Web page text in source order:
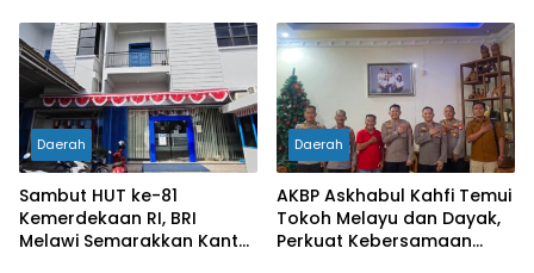
Meninggal Dunia
Daerah
Sambut HUT ke-81
Kemerdekaan RI, BRI
Melawi Semarakkan Kantor
Daerah
AKBP Askhabul Kahfi Temui
Tokoh Melayu dan Dayak,
Perkuat Kebersamaan